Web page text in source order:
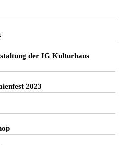
der IG Kulturhaus
2023